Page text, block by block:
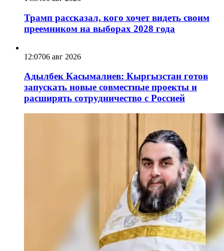
Трамп рассказал, кого хочет видеть своим
преемником на выборах 2028 года
12:0706 авг 2026
Адылбек Касымалиев: Кыргызстан готов
запускать новые совместные проекты и
расширять сотрудничество с Россией